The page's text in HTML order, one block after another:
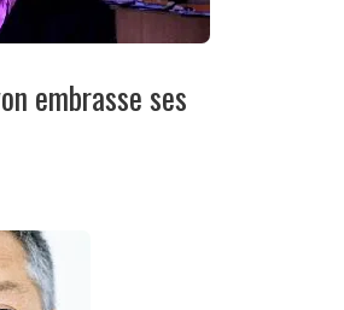
embrasse ses